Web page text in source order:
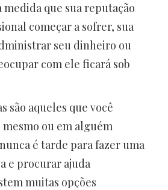
medida que sua reputação
começar a sofrer, sua
seu dinheiro ou
com ele ficará sob
são aqueles que você
ou em alguém
é tarde para fazer uma
e procurar ajuda
muitas opções